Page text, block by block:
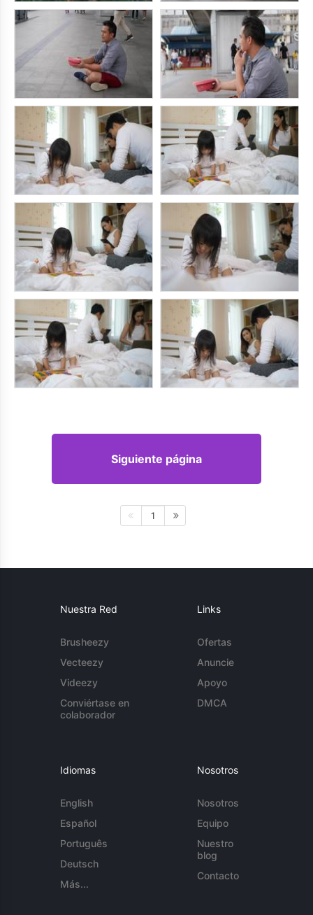
Siguiente página
1
Nuestra Red
Brusheezy
Vecteezy
Videezy
Conviértase en
colaborador
Links
Ofertas
Anuncie
Apoyo
DMCA
Idiomas
English
Español
Português
Deutsch
Más...
Nosotros
Nosotros
Equipo
Nuestro
blog
Contacto